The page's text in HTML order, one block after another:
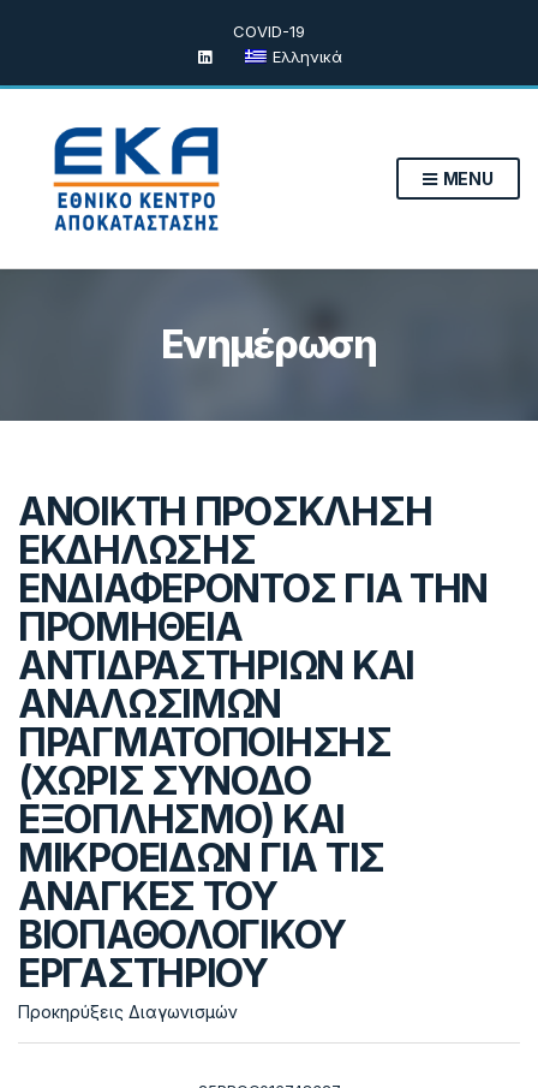
COVID-19
Ελληνικά
MENU
Ενημέρωση
ΑΝΟΙΚΤΗ ΠΡΟΣΚΛΗΣΗ
ΕΚΔΗΛΩΣΗΣ
ΕΝΔΙΑΦΕΡΟΝΤΟΣ ΓΙΑ ΤΗΝ
ΠΡΟΜΗΘΕΙΑ
ΑΝΤΙΔΡΑΣΤΗΡΙΩΝ ΚΑΙ
ΑΝΑΛΩΣΙΜΩΝ
ΠΡΑΓΜΑΤΟΠΟΙΗΣΗΣ
(ΧΩΡΙΣ ΣΥΝΟΔΟ
ΕΞΟΠΛΗΣΜΟ) ΚΑΙ
ΜΙΚΡΟΕΙΔΩΝ ΓΙΑ ΤΙΣ
ΑΝΑΓΚΕΣ ΤΟΥ
ΒΙΟΠΑΘΟΛΟΓΙΚΟΥ
ΕΡΓΑΣΤΗΡΙΟΥ
Προκηρύξεις Διαγωνισμών